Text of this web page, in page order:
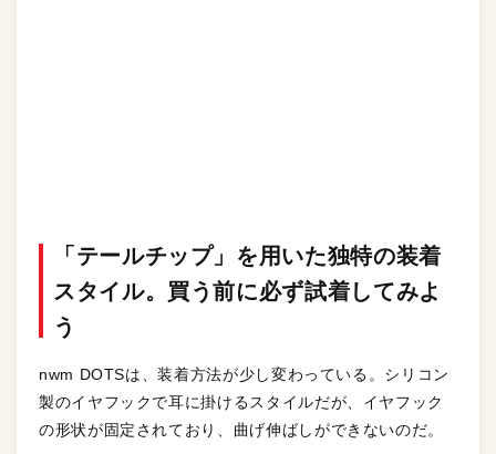
「テールチップ」を用いた独特の装着
スタイル。買う前に必ず試着してみよ
う
nwm DOTSは、装着方法が少し変わっている。シリコン
製のイヤフックで耳に掛けるスタイルだが、イヤフック
の形状が固定されており、曲げ伸ばしができないのだ。